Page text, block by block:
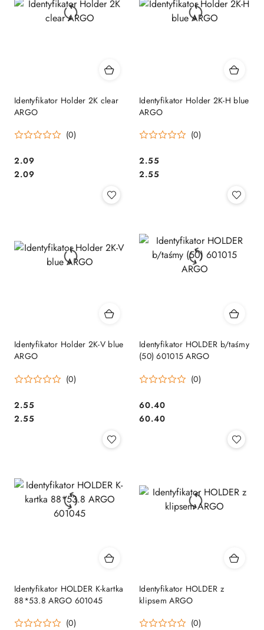
Identyfikator Holder 2K clear
ARGO
(0)
Cena:
2.09
Cena:
2.09
Identyfikator Holder 2K-H blue
ARGO
(0)
Cena:
2.55
Cena:
2.55
Identyfikator Holder 2K-V blue
ARGO
(0)
Cena:
2.55
Cena:
2.55
Identyfikator HOLDER b/taśmy
(50) 601015 ARGO
(0)
Cena:
60.40
Cena:
60.40
Identyfikator HOLDER K-kartka
88*53.8 ARGO 601045
(0)
Identyfikator HOLDER z
klipsem ARGO
(0)